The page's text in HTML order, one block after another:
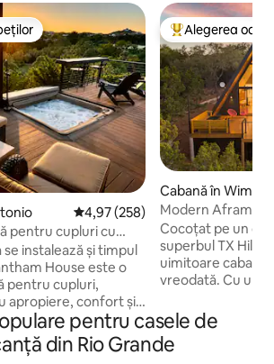
categoriei Alegerea oaspeților
Scor mediu de 4,97 din 5, 258
4,97 (258)
pentru cupluri cu
privată
instalează și timpul
pentru cupluri,
apropiere, confort și
O locuință
cu recenzii
printre primele
Locuință din
Alegerea
Cabană în
Modern Aframe
cadă cu
Cocoțat pe un
superbul TX Hill
uimitoare cabană
vreodată. Cu un
spațiu este
într-un buzunar
3 acri de stejari,
pentru casele de
din Rio Grande